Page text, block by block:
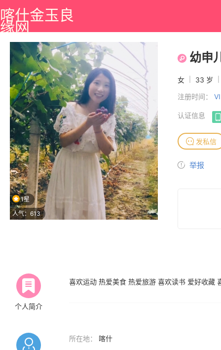
喀什金玉良
缘网
1星
人气：613
幼申
女 33 岁
注册时间：
认证信息
发私信
举报
个人简介
喜欢运动 热爱美食 热爱旅游 喜欢读书 爱好收藏
所在地：
喀什